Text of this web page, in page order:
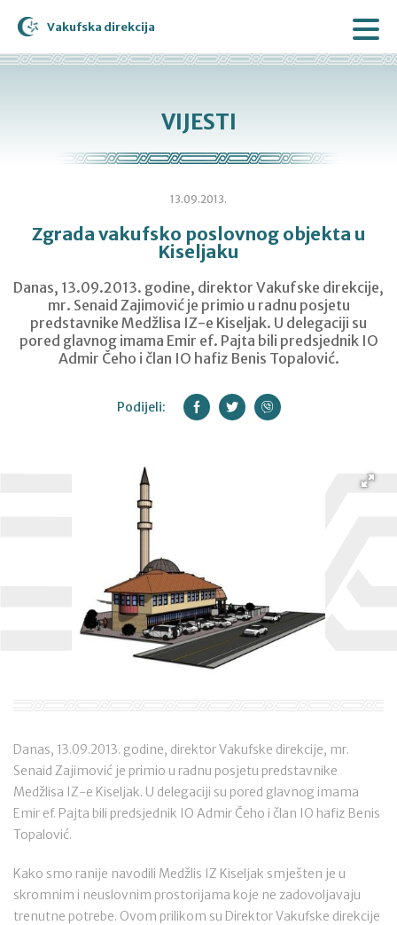
Vakufska direkcija
VIJESTI
13.09.2013.
Zgrada vakufsko poslovnog objekta u
Kiseljaku
Danas, 13.09.2013. godine, direktor Vakufske direkcije,
mr. Senaid Zajimović je primio u radnu posjetu
predstavnike Medžlisa IZ-e Kiseljak. U delegaciji su
pored glavnog imama Emir ef. Pajta bili predsjednik IO
Admir Čeho i član IO hafiz Benis Topalović.
Podijeli:
Danas, 13.09.2013. godine, direktor Vakufske direkcije, mr.
Senaid Zajimović je primio u radnu posjetu predstavnike
Medžlisa IZ-e Kiseljak. U delegaciji su pored glavnog imama
Emir ef. Pajta bili predsjednik IO Admir Čeho i član IO hafiz Benis
Topalović.
Kako smo ranije navodili Medžlis IZ Kiseljak smješten je u
skromnim i neuslovnim prostorijama koje ne zadovoljavaju
trenutne potrebe. Ovom prilikom su Direktor Vakufske direkcije